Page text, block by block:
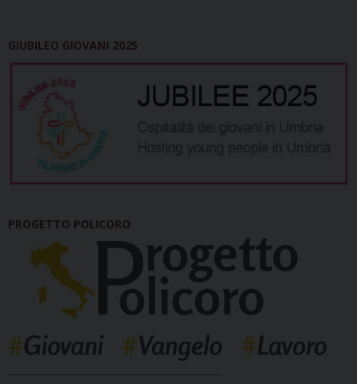
GIUBILEO GIOVANI 2025
PROGETTO POLICORO